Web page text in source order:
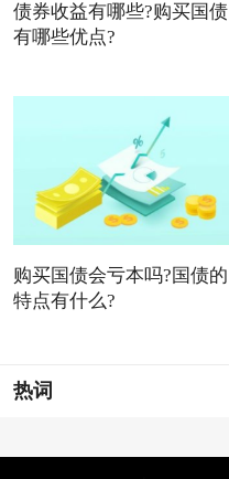
债券收益有哪些?购买国债
有哪些优点?
购买国债会亏本吗?国债的
特点有什么?
热词